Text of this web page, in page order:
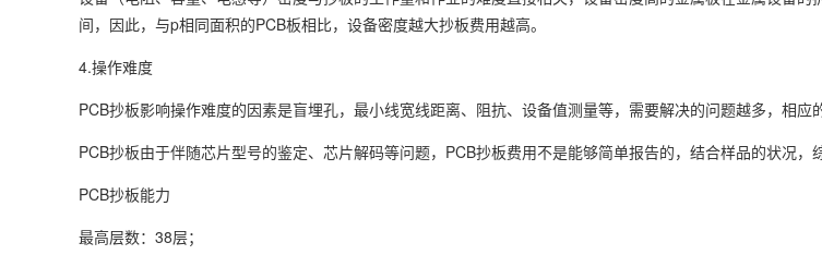
间，因此，与p相同面积的PCB板相比，设备密度越大抄板费用越高。
4.操作难度
PCB抄板影响操作难度的因素是盲埋孔，最小线宽线距离、阻抗、设备值测量等，需要解决的问题越多，相应
PCB抄板由于伴随芯片型号的鉴定、芯片解码等问题，PCB抄板费用不是能够简单报告的，结合样品的状况，
PCB抄板能力
最高层数：38层；